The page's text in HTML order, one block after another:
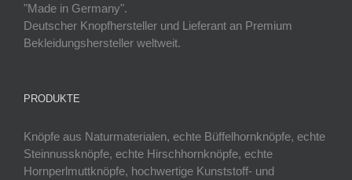
"Made in Germany".
Deutscher Knopfhersteller und Lieferant an Premium
Bekleidungshersteller weltweit.
PRODUKTE
Knöpfe aus Naturmaterialen, echte Büffelhornknöpfe, echte
Steinnussknöpfe, echte Hirschhornknöpfe, echte
Hornperlmuttknöpfe, hochwertige Kunststoff- und